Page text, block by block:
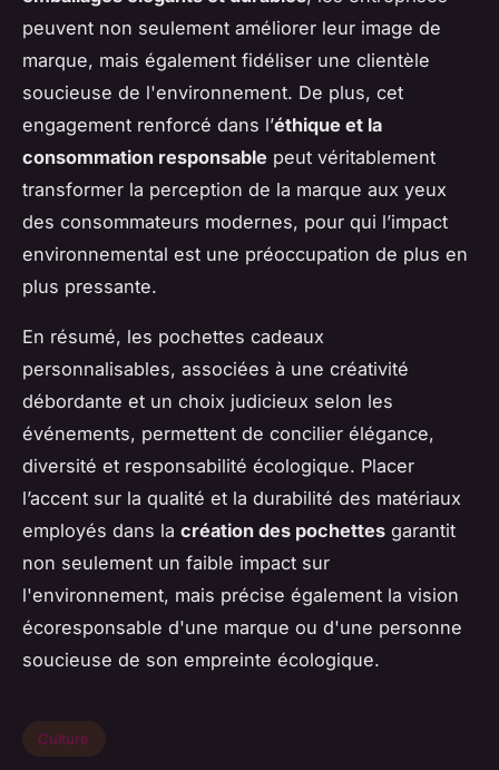
peuvent non seulement améliorer leur image de
marque, mais également fidéliser une clientèle
soucieuse de l'environnement. De plus, cet
engagement renforcé dans l’éthique et la
consommation responsable peut véritablement
transformer la perception de la marque aux yeux
des consommateurs modernes, pour qui l’impact
environnemental est une préoccupation de plus en
plus pressante.
En résumé, les pochettes cadeaux
personnalisables, associées à une créativité
débordante et un choix judicieux selon les
événements, permettent de concilier élégance,
diversité et responsabilité écologique. Placer
l’accent sur la qualité et la durabilité des matériaux
employés dans la création des pochettes garantit
non seulement un faible impact sur
l'environnement, mais précise également la vision
écoresponsable d'une marque ou d'une personne
soucieuse de son empreinte écologique.
Culture